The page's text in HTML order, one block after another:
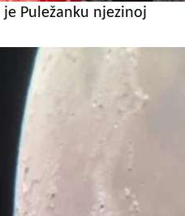
Puležanku njezinoj